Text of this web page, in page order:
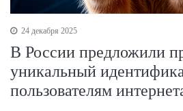
24 декабря 2025
В России предложили
уникальный
пользователям